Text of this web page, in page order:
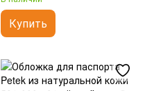
Купить